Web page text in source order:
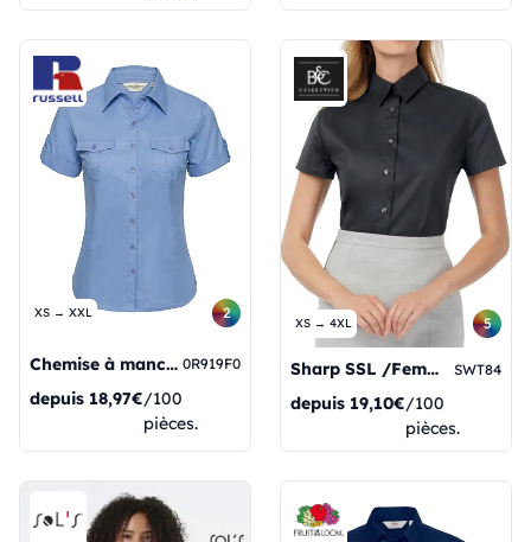
XS → XXL 2
Chemise à manches courtes pour femme avec poignets 0R919F0
depuis 18,97€/100
pièces.
XS → 4XL 5
Sharp SSL /Femmes SWT84
depuis 19,10€/100
pièces.